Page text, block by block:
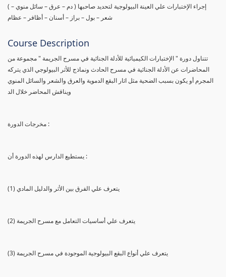
( إجراء الإختبارات علي العينة البيولوجية لتحديد صاحبها ( دم – عرق – سائل منوي –
شعر – بول – براز – أسنان – أظافر – عظام
Course Description
تتناول دورة " الإختبارات الكيميائية للأدلة الجنائية في مسرح الجريمة " مجموعة من
المحاضرات عن الأدلة الجنائية في مسرح الحادث ونماذج للأثر البيولوجي الذي يتركه
المجرم أو يكون بسبب الضحية مثل اثار البقع الدموية والعرق والشعر والسائل المنوي
ويناقش المحاضر خلال الد
مخرجات الدورة :
يستطيع الدارس لهذه الدورة أن :
(1) يتعرف علي الفرق بين الأثر والدليل المادي
(2) يتعرف علي أساسيات التعامل مع مسرح الجريمة
(3) يتعرف علي أنواع البقع البيولوجية الموجودة في مسرح الجريمة